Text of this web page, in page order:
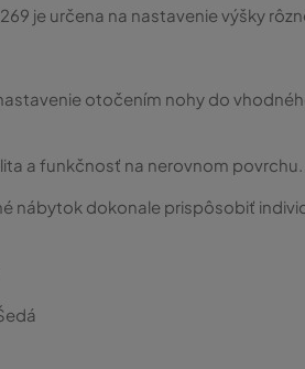
je určena na nastavenie výšky
otočením nohy do
a funkčnosť na nerovnom povrchu.
nábytok dokonale prispôsobiť